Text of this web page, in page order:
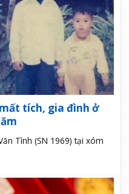
tích, gia đình ở
Tình (SN 1969) tại xóm